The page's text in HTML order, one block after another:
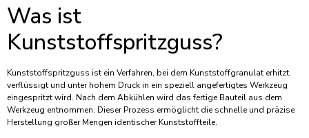
Was ist
Kunststoffspritzguss?
Kunststoffspritzguss ist ein Verfahren, bei dem Kunststoffgranulat erhitzt,
verflüssigt und unter hohem Druck in ein speziell angefertigtes Werkzeug
eingespritzt wird. Nach dem Abkühlen wird das fertige Bauteil aus dem
Werkzeug entnommen. Dieser Prozess ermöglicht die schnelle und präzise
Herstellung großer Mengen identischer Kunststoffteile.